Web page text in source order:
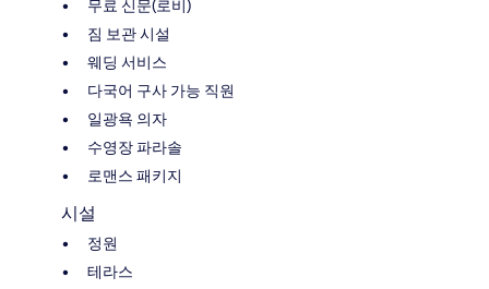
무료 신문(로비)
짐 보관 시설
웨딩 서비스
다국어 구사 가능 직원
일광욕 의자
수영장 파라솔
로맨스 패키지
시설
정원
테라스